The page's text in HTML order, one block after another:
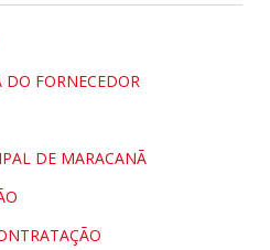
DO FORNECEDOR
DE MARACANÃ